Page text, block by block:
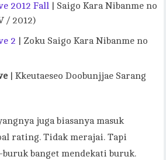
2012 Fall | Saigo Kara Nibanme no
/ 2012)
2 | Zoku Saigo Kara Nibanme no
| Kkeutaeseo Doobunjjae Sarang
juga biasanya masuk
rating. Tidak merajai. Tapi
banget mendekati buruk.